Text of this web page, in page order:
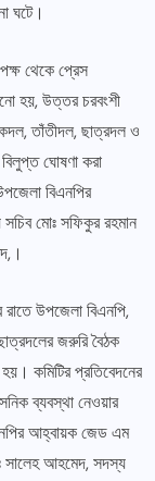
ঘটে।
থেকে প্রেস
হয়, উত্তর চরবংশী
তাঁতীদল, ছাত্রদল ও
ঘোষণা করা
বিএনপির
মোঃ সফিকুর রহমান
উপজেলা বিএনপি,
জরুরি বৈঠক
কমিটির প্রতিবেদনের
ব্যবস্থা নেওয়ার
আহ্বায়ক জেড এম
সালেহ আহমেদ, সদস্য